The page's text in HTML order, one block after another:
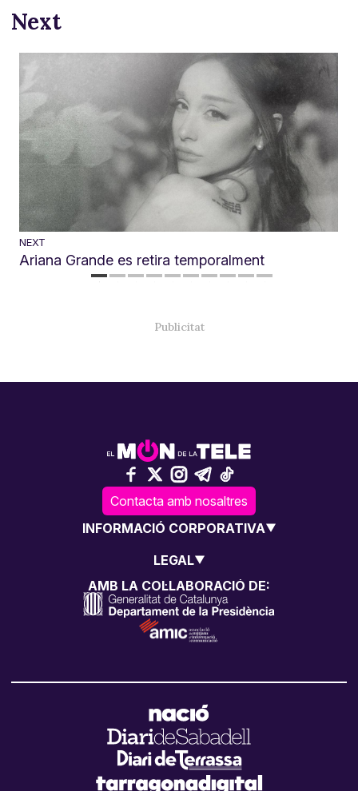
Next
NEXT
Ariana Grande es retira temporalment
Contacta amb nosaltres
INFORMACIÓ CORPORATIVA
LEGAL
AMB LA COL·LABORACIÓ DE: